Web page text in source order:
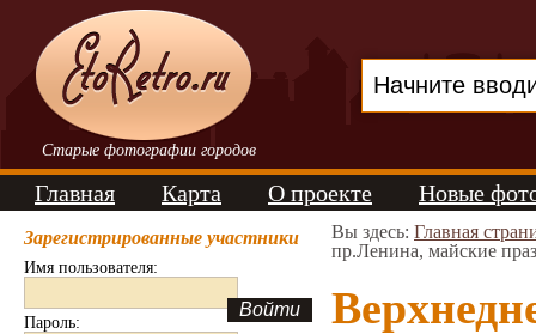
Старые фотографии городов
Главная Карта О проекте Новые
Зарегистрированные участники
Имя пользователя:
Пароль:
Вы здесь: Главная
пр.Ленина, майские